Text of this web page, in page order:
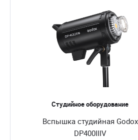
Студийное оборудование
Вспышка студийная Godox
DP400IIIV